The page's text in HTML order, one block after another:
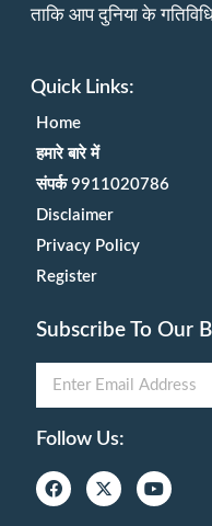
ताकि आप दुनिया के
Quick Links:
Home
हमारे बारे में
संपर्क 9911020786
Disclaimer
Privacy Policy
Register
Subscribe To Our
Follow Us: